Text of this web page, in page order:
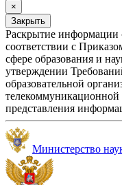
×
Закрыть
Раскрытие информации
соответствии с
сфере образования и
утверждении
образовательной
представления
Министерство